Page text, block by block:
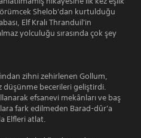
Shelob'dan kurtulduğu
Elf Kralı Thranduil'in
yolculuğu sırasında çok şey
zihni zehirlenen Gollum,
becerileri geliştirdi.
efsanevi mekânları ve baş
fark edilmeden Barad-dûr'a
Elfleri atlat.